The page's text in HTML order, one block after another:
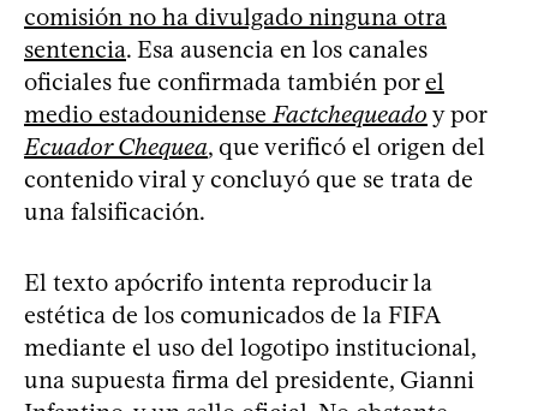
comisión no ha divulgado ninguna otra
sentencia. Esa ausencia en los canales
oficiales fue confirmada también porel
medio estadounidense Factchequeado y por
Ecuador Chequea, que verificó el origen del
contenido viral y concluyó que se trata de
una falsificación.
El texto apócrifo intenta reproducir la
estética de los comunicados de la FIFA
mediante el uso del logotipo institucional,
una supuesta firma del presidente, Gianni